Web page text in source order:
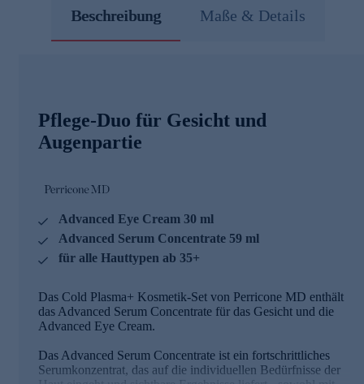
Beschreibung Maße & Details
Pflege-Duo für Gesicht und
Augenpartie
Advanced Eye Cream 30 ml
Advanced Serum Concentrate 59 ml
für alle Hauttypen ab 35+
Das Cold Plasma+ Kosmetik-Set von Perricone MD enthält
das Advanced Serum Concentrate für das Gesicht und die
Advanced Eye Cream.
Das Advanced Serum Concentrate ist ein fortschrittliches
Serumkonzentrat, das auf die individuellen Bedürfnisse der